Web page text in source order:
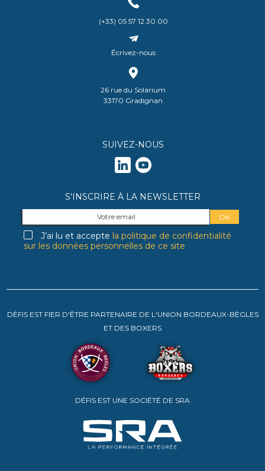
(+33) 05 57 12 30 00
Écrivez-nous
26 rue du Solarium
33170 Gradignan
SUIVEZ-NOUS
S'INSCRIRE À LA NEWSLETTER
J’ai lu et accepte la politique de confidentialité
sur les données personnelles de ce site
DÉFIS EST FIER D'ÊTRE PARTENAIRE DE L'UNION BORDEAUX-BÈGLES
ET DES BOXERS
DÉFIS EST UNE SOCIÉTÉ DE SRA